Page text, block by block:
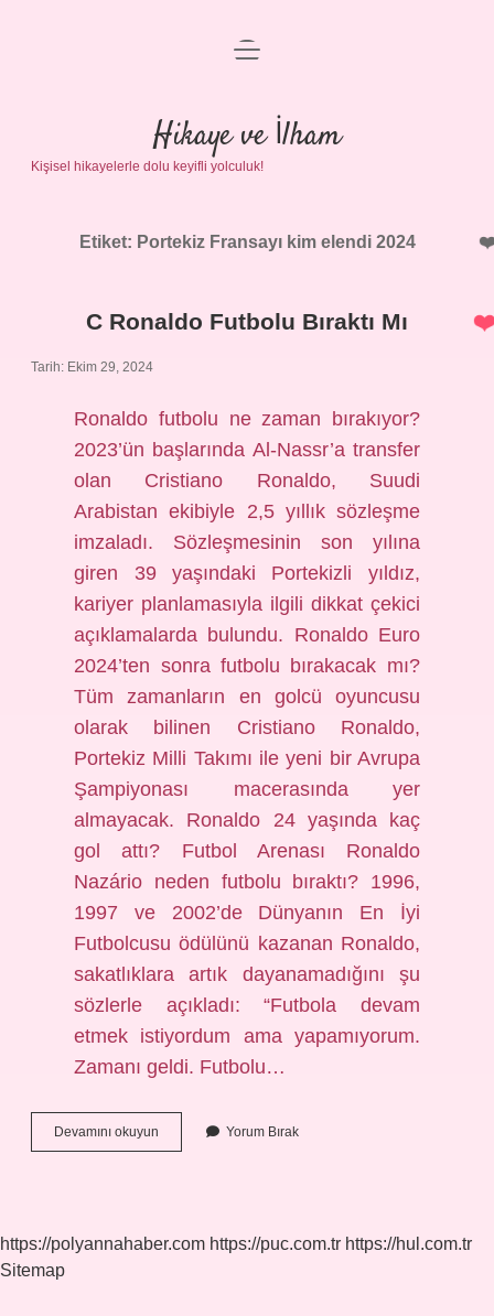
Anasayfa
Gizlilik Politikası
Yasal Uyarı
menüyü
Hikaye ve İlham
Kişisel hikayelerle dolu keyifli yolculuk!
Etiket: Portekiz Fransayı kim elendi 2024
C Ronaldo Futbolu Bıraktı Mı
Tarih: Ekim 29, 2024
Ronaldo futbolu ne zaman bırakıyor?
2023’ün başlarında Al-Nassr’a transfer
olan Cristiano Ronaldo, Suudi
Arabistan ekibiyle 2,5 yıllık sözleşme
imzaladı. Sözleşmesinin son yılına
giren 39 yaşındaki Portekizli yıldız,
kariyer planlamasıyla ilgili dikkat çekici
açıklamalarda bulundu. Ronaldo Euro
2024’ten sonra futbolu bırakacak mı?
Tüm zamanların en golcü oyuncusu
olarak bilinen Cristiano Ronaldo,
Portekiz Milli Takımı ile yeni bir Avrupa
Şampiyonası macerasında yer
almayacak. Ronaldo 24 yaşında kaç
gol attı? Futbol Arenası Ronaldo
Nazário neden futbolu bıraktı? 1996,
1997 ve 2002’de Dünyanın En İyi
Futbolcusu ödülünü kazanan Ronaldo,
sakatlıklara artık dayanamadığını şu
sözlerle açıkladı: “Futbola devam
etmek istiyordum ama yapamıyorum.
Zamanı geldi. Futbolu…
Devamını okuyun
Ronaldo
Yorum Bırak
https://polyannahaber.com https://puc.com.tr https://hul.com.tr
Sitemap